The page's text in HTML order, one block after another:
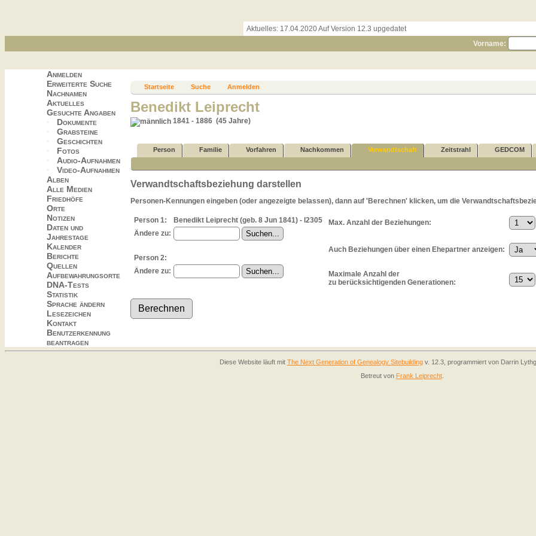
Aktuelles: 17.04.2020 Auf Version 12.3 upgedatet
Vorname:
Anmelden
Erweiterte Suche
Nachnamen
Aktuelles
Gesuchte Angaben
Dokumente
Grabsteine
Geschichten
Fotos
Audio-Aufnahmen
Video-Aufnahmen
Alben
Alle Medien
Friedhöfe
Orte
Notizen
Daten und
Jahrestage
Kalender
Berichte
Quellen
Aufbewahrungsorte
DNA-Tests
Statistik
Sprache ändern
Lesezeichen
Kontakt
Benutzerkennung
beantragen
Startseite Suche Anmelden
Benedikt Leiprecht
1841 - 1886 (45 Jahre)
Person Familie Vorfahren Nachkommen Verwandtschaft Zeitstrahl GEDCOM
Verwandtschaftsbeziehung darstellen
Personen-Kennungen eingeben (oder angezeigte belassen), dann auf 'Berechnen' klicken, um die
Person 1:
Benedikt Leiprecht (geb. 8 Jun 1841) - I2305
Ändere zu:
Person 2:
Ändere zu:
Max. Anzahl der Beziehungen:
Auch Beziehungen über einen Ehepartner anzeigen:
Maximale Anzahl der
zu berücksichtigenden Generationen:
Diese Website läuft mit The Next Generation of Genealogy Sitebuildingv. 12.3, programmiert von Darrin
Betreut von Frank Leiprecht.